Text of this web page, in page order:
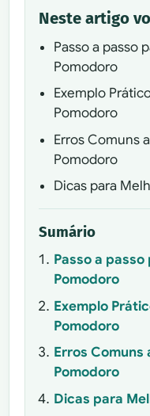
Neste artigo
Passo a passo
Pomodoro
Exemplo
Pomodoro
Erros Comuns
Pomodoro
Dicas para
Sumário
Passo a
Pomodoro
Exemplo
Pomodoro
Erros Comuns
Pomodoro
Dicas para